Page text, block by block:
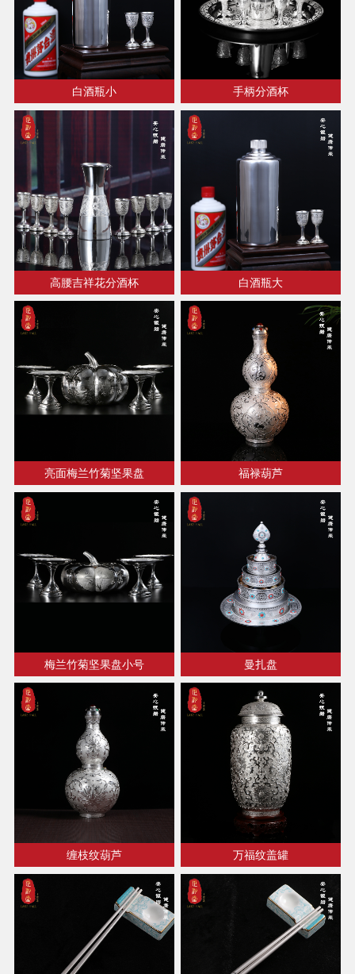
白酒瓶小 手柄分酒杯
高腰吉祥花分酒杯 白酒瓶大
亮面梅兰竹菊坚果盘 福禄葫芦
梅兰竹菊坚果盘小号 曼扎盘
缠枝纹葫芦 万福纹盖罐